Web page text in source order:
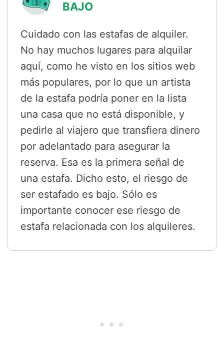
BAJO
Cuidado con las estafas de alquiler.
No hay muchos lugares para alquilar
aquí, como he visto en los sitios web
más populares, por lo que un artista
de la estafa podría poner en la lista
una casa que no está disponible, y
pedirle al viajero que transfiera dinero
por adelantado para asegurar la
reserva. Esa es la primera señal de
una estafa. Dicho esto, el riesgo de
ser estafado es bajo. Sólo es
importante conocer ese riesgo de
estafa relacionada con los alquileres.